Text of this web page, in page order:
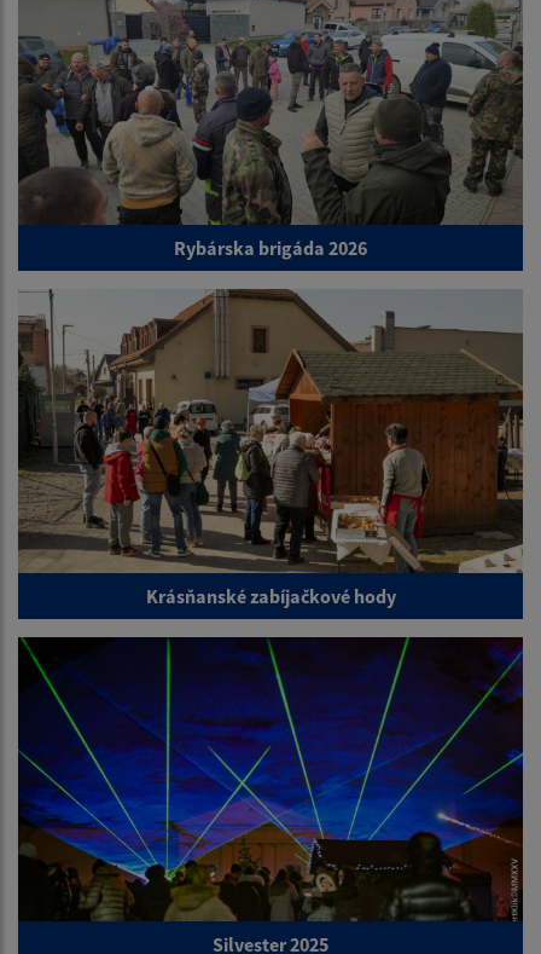
Rybárska brigáda 2026
Krásňanské zabíjačkové hody
Silvester 2025